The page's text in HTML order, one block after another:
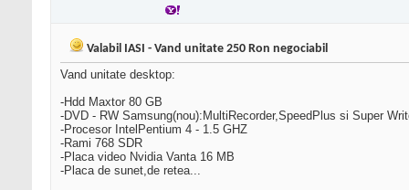
Valabil IASI - Vand unitate 250 Ron negociabil
Vand unitate desktop:
-Hdd Maxtor 80 GB
-DVD - RW Samsung(nou):MultiRecorder,SpeedPlus si Super
-Procesor IntelPentium 4 - 1.5 GHZ
-Rami 768 SDR
-Placa video Nvidia Vanta 16 MB
-Placa de sunet,de retea...